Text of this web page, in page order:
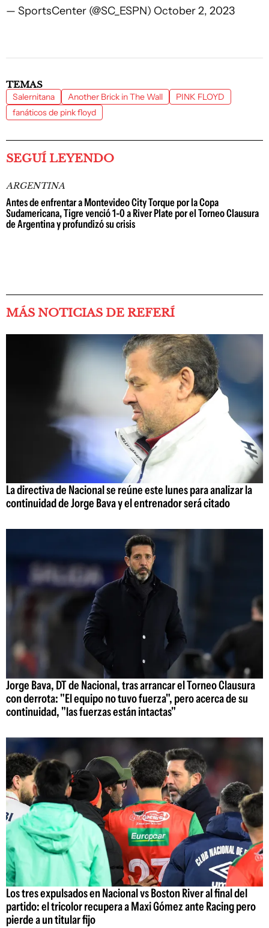
— SportsCenter (@SC_ESPN) October 2, 2023
TEMAS
Salernitana Another Brick in The Wall
PINK FLOYD
fanáticos de pink floyd
SEGUÍ LEYENDO
ARGENTINA
Antes de enfrentar a Montevideo City Torque por la Copa
Sudamericana, Tigre venció 1-0 a River Plate por el Torneo Clausura
de Argentina y profundizó su crisis
MÁS NOTICIAS DE REFERÍ
La directiva de Nacional se reúne este lunes para analizar la
continuidad de Jorge Bava y el entrenador será citado
Jorge Bava, DT de Nacional, tras arrancar el Torneo Clausura
con derrota: "El equipo no tuvo fuerza", pero acerca de su
continuidad, "las fuerzas están intactas"
Los tres expulsados en Nacional vs Boston River al final del
partido: el tricolor recupera a Maxi Gómez ante Racing pero
pierde a un titular fijo